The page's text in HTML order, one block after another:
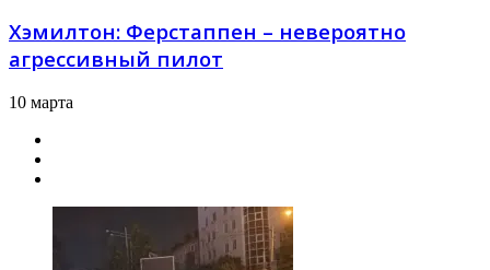
Хэмилтон: Ферстаппен – невероятно
агрессивный пилот
10 марта